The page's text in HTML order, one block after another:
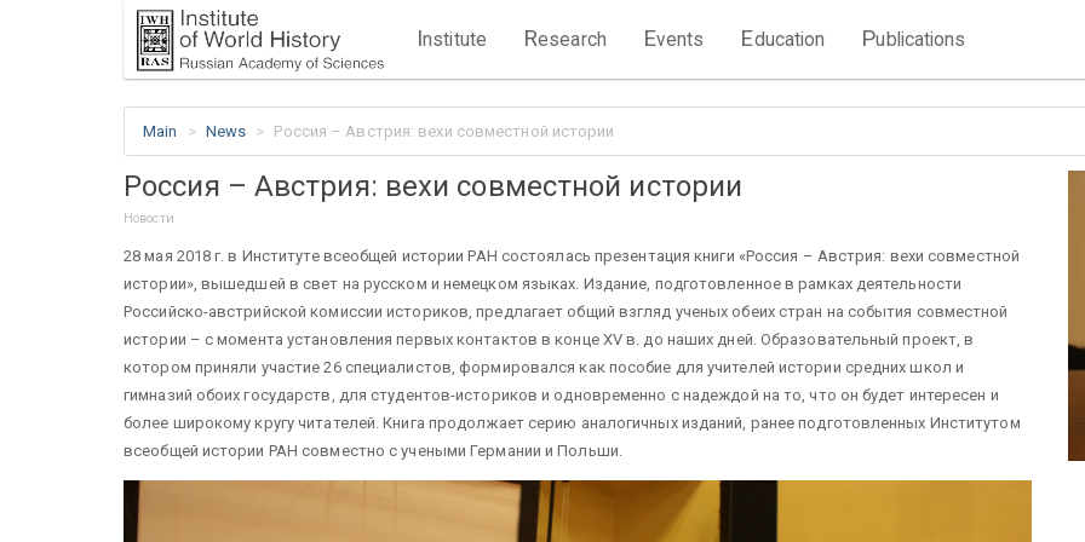
Institute Research Events Education Publications
Main News Россия – Австрия: вехи совместной истории
Россия – Австрия: вехи совместной истории
Новости
28 мая 2018 г. в Институте всеобщей истории РАН состоялась презентация книги «Россия – Австрия: вехи совместной
истории», вышедшей в свет на русском и немецком языках. Издание, подготовленное в рамках деятельности
Российско-австрийской комиссии историков, предлагает общий взгляд ученых обеих стран на события совместной
истории – с момента установления первых контактов в конце XV в. до наших дней. Образовательный проект, в
котором приняли участие 26 специалистов, формировался как пособие для учителей истории средних школ и
гимназий обоих государств, для студентов-историков и одновременно с надеждой на то, что он будет интересен и
более широкому кругу читателей. Книга продолжает серию аналогичных изданий, ранее подготовленных Институтом
всеобщей истории РАН совместно с учеными Германии и Польши.